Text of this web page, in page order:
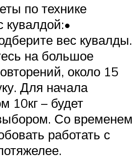
по технике
кувалдой:•
вес кувалды.
на большое
около 15
Для начала
10кг – будет
Со временем
работать с